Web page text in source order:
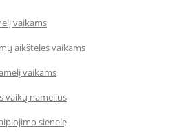
vaikams
aikšteles vaikams
vaikams
vaikų namelius
sienelę